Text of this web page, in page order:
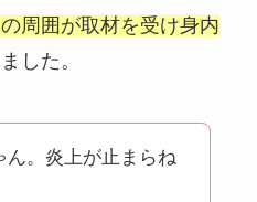
周囲が取材を受け身内
した。
ん。炎上が止まらね